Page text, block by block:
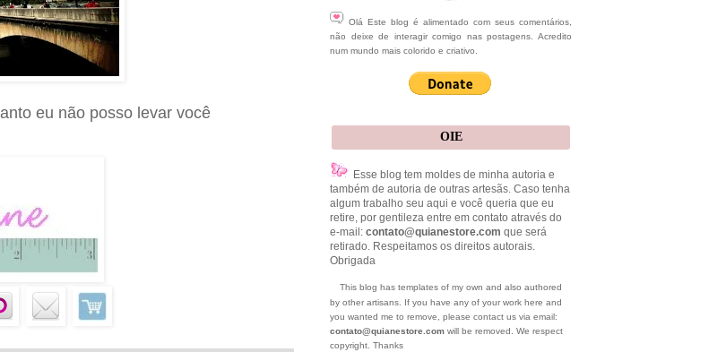
eu não posso levar você
Olá Este blog é alimentado com seus comentários,
não deixe de interagir comigo nas postagens. Acredito
num mundo mais colorido e criativo.
OIE
Esse blog tem moldes de minha autoria e
também de autoria de outras artesãs. Caso tenha
algum trabalho seu aqui e você queria que eu
retire, por gentileza entre em contato através do
e-mail: contato@quianestore.com que será
retirado. Respeitamos os direitos autorais.
Obrigada
This blog has templates of my own and also authored
by other artisans. If you have any of your work here and
you wanted me to remove, please contact us via email:
contato@quianestore.com will be removed. We respect
copyright. Thanks